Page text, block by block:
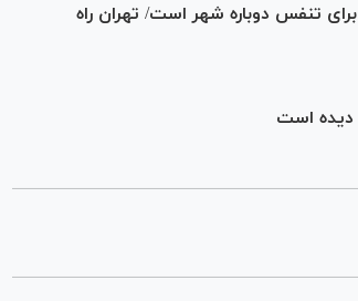
تنفس دوباره شهر است/ تهران راه